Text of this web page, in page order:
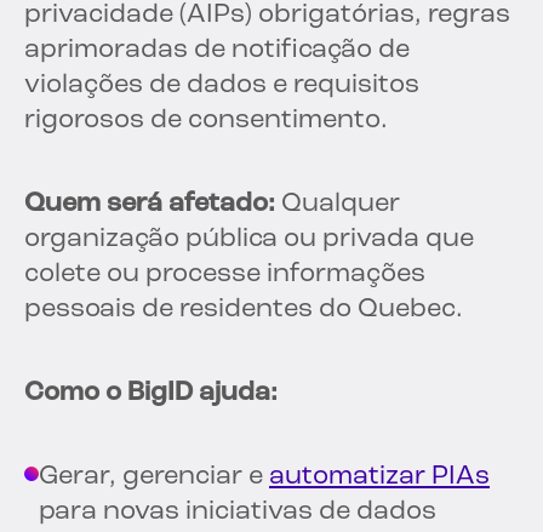
privacidade (AIPs) obrigatórias, regras
aprimoradas de notificação de
violações de dados e requisitos
rigorosos de consentimento.
Quem será afetado: Qualquer
organização pública ou privada que
colete ou processe informações
pessoais de residentes do Quebec.
Como o BigID ajuda:
Gerar, gerenciar e automatizar PIAs
para novas iniciativas de dados